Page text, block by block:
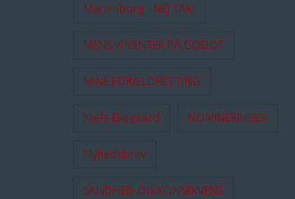
Marienborg - NEJ TAK!
MENS VI VENTER PÅ GODOT
MINE FORÆLDRES TING
Niels Ellegaard NOMINERINGER
Nyhedsbrev
SANDHED OG KONSEKVENS